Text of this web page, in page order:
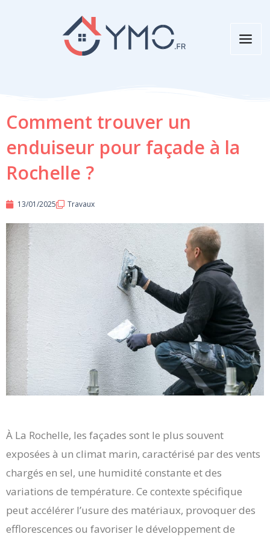
Comment trouver un
enduiseur pour façade à la
Rochelle ?
13/01/2025 Travaux
À La Rochelle, les façades sont le plus souvent
exposées à un climat marin, caractérisé par des vents
chargés en sel, une humidité constante et des
variations de température. Ce contexte spécifique
peut accélérer l’usure des matériaux, provoquer des
efflorescences ou favoriser le développement de